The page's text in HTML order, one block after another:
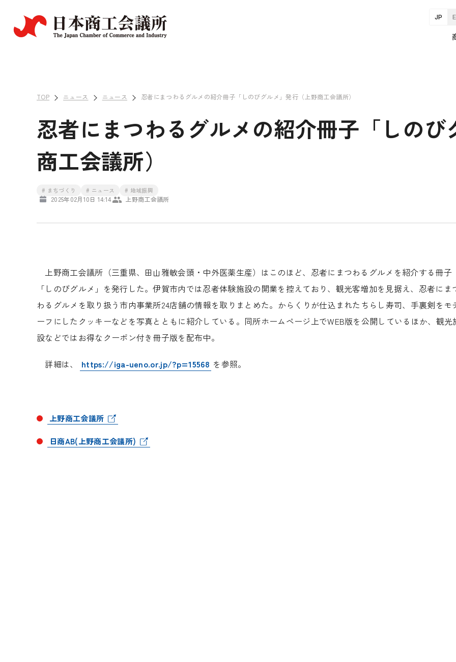
JP
TOP ニュース ニュース 忍者にまつわるグルメの紹介冊子「しのびグルメ」発行（上野商工会議所）
忍者にまつわるグルメの紹介冊子「しの
商工会議所）
# まちづくり # ニュース # 地域振興
2025年02月10日 14:14 上野商工会議所
上野商工会議所（三重県、田山雅敏会頭・中外医薬生産）はこのほど、忍者にまつわるグルメを紹介する冊子
「しのびグルメ」を発行した。伊賀市内では忍者体験施設の開業を控えており、観光客増加を見据え、忍者にま
わるグルメを取り扱う市内事業所24店舗の情報を取りまとめた。からくりが仕込まれたちらし寿司、手裏剣をモ
ーフにしたクッキーなどを写真とともに紹介している。同所ホームページ上でWEB版を公開しているほか、観光
設などではお得なクーポン付き冊子版を配布中。
詳細は、 https://iga-ueno.or.jp/?p=15568 を参照。
上野商工会議所
日商AB(上野商工会議所)